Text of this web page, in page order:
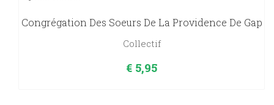
Congrégation Des Soeurs De La Providence De Gap
Collectif
€ 5,95